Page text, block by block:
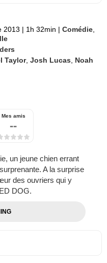
2013 | 1h 32min | Comédie
Taylor,Josh Lucas
Noah
Mes amis
--
un jeune chien errant
A la surprise
des ouvriers qui y
DOG.